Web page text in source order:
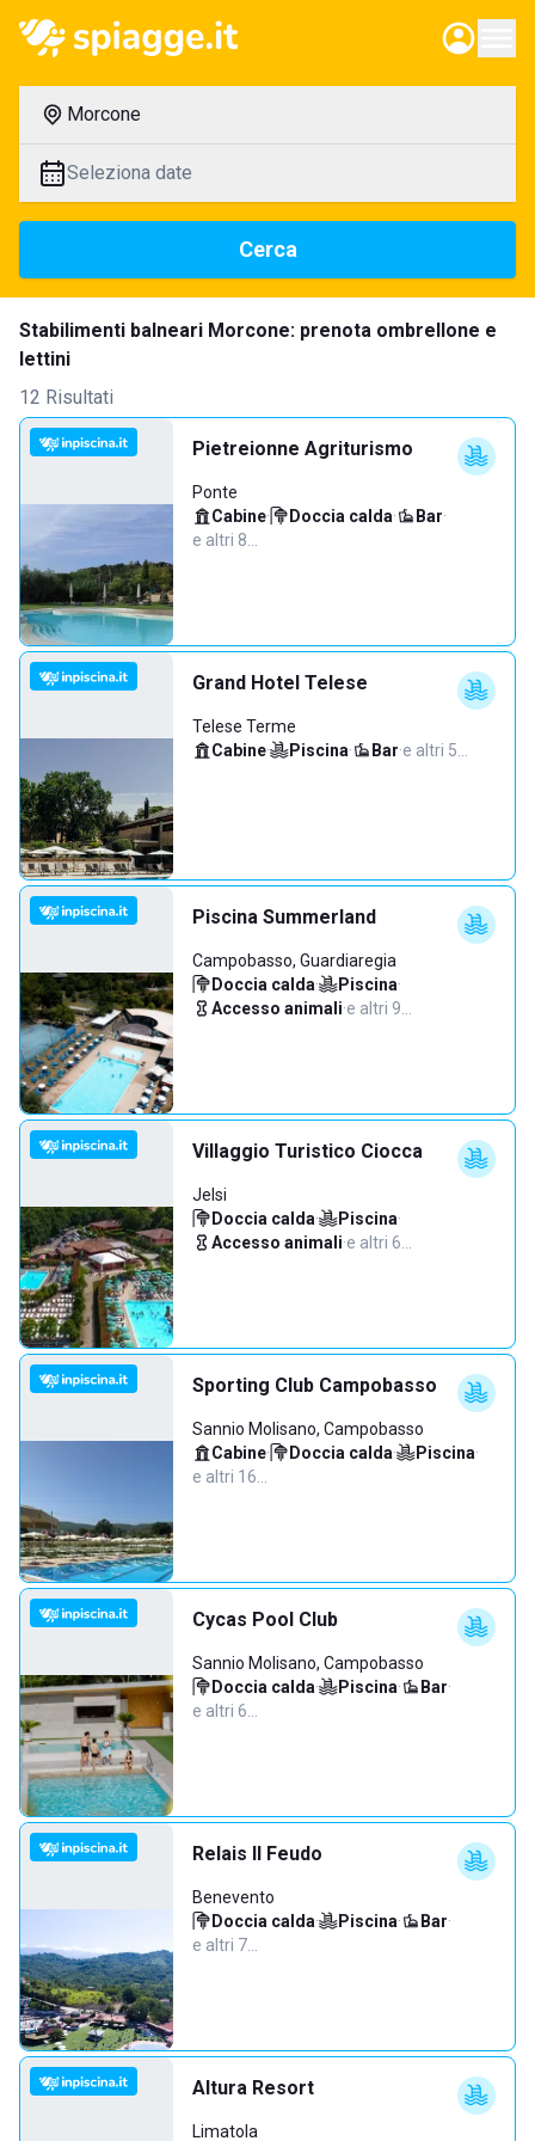
Morcone
Seleziona date
Cerca
Stabilimenti balneari Morcone: prenota ombrellone e
lettini
12 Risultati
Pietreionne Agriturismo
Ponte
Cabine· Doccia calda· Bar·
e altri 8…
Grand Hotel Telese
Telese Terme
Cabine· Piscina· Bar·e altri 5…
Piscina Summerland
Campobasso, Guardiaregia
Doccia calda· Piscina·
Accesso animali·e altri 9…
Villaggio Turistico Ciocca
Jelsi
Doccia calda· Piscina·
Accesso animali·e altri 6…
Sporting Club Campobasso
Sannio Molisano, Campobasso
Cabine· Doccia calda· Piscina·
e altri 16…
Cycas Pool Club
Sannio Molisano, Campobasso
Doccia calda· Piscina· Bar·
e altri 6…
Relais Il Feudo
Benevento
Doccia calda· Piscina· Bar·
e altri 7…
Altura Resort
Limatola